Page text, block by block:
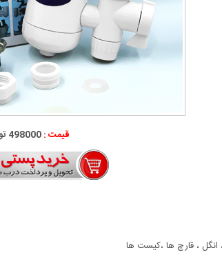
قیمت :498000 تومان
انگل ، قارچ ها ،کیست ها